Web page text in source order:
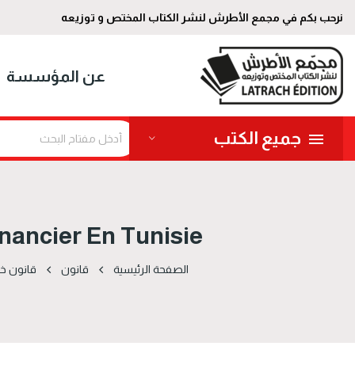
نرحب بكم في مجمع الأطرش لنشر الكتاب المختص و توزيعه
عن المؤسسة
جميع الكتب
En Tunisie
الصفحة الرئيسية قانون قانون